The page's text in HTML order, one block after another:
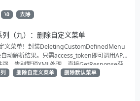
\0 去除
（九）：删除自定义菜单
义菜单！封装DeletingCustomDefinedMenu
动解析结果。只需access_token即可调用API
，告别繁琐XML处理，直接GetResponse获
的开发者，建议收藏备用！
删除自定义菜单
删除默认菜单